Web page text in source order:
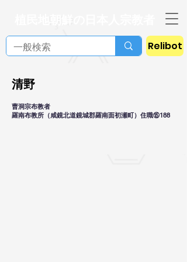
Relibot
清野
曹洞宗布教者
羅南布教所（咸鏡北道鏡城郡羅南面初瀬町）住職⑮188